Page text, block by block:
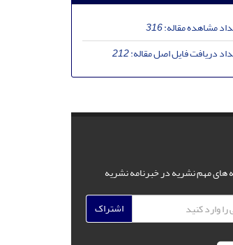
مشاهده مقاله:316
دریافت فایل اصل مقاله:212
های مهم نشریه در خبرنامه نشریه
اشتراک